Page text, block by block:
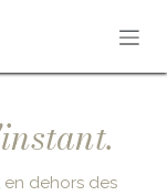
dehors des